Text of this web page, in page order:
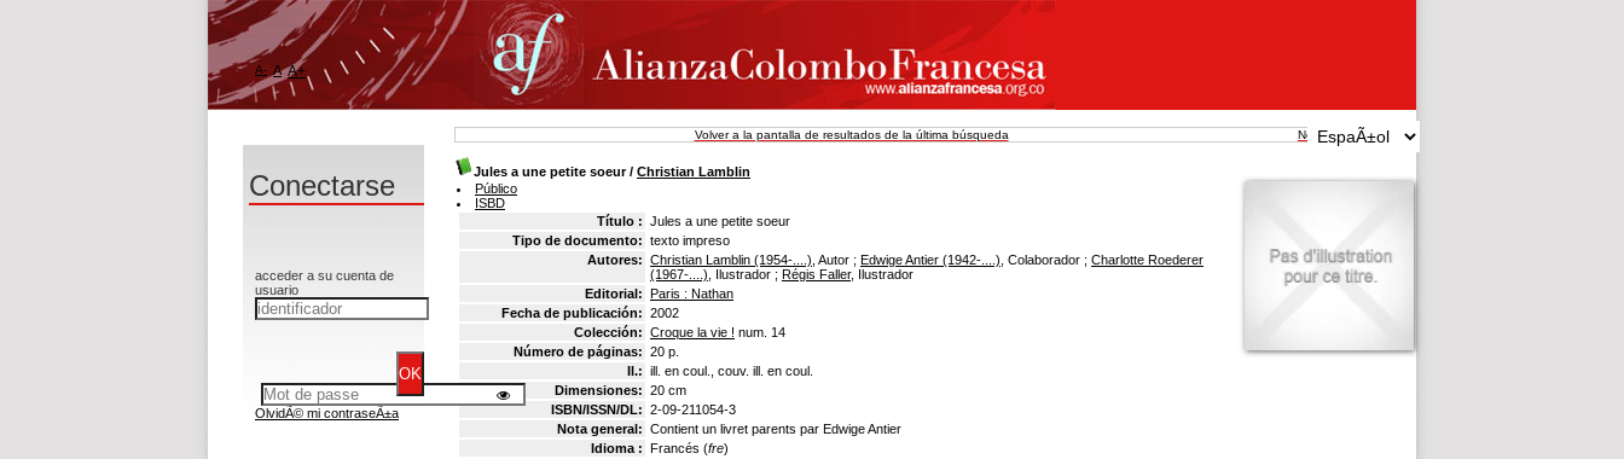
Volver a la pantalla de resultados de la última búsqueda New search
Jules a une petite soeur/ Christian Lamblin
Público
ISBD
Título : Jules a une petite soeur
Tipo de documento: texto impreso
Autores: Christian Lamblin (1954-....) , Autor ; Edwige Antier (1942-....) , Colaborador ; Charlotte Roederer
(1967-....) , Ilustrador ; Régis Faller, Ilustrador
Editorial: Paris : Nathan
Fecha de publicación: 2002
Colección: Croque la vie ! num. 14
Número de páginas: 20 p.
Il.: ill. en coul., couv. ill. en coul.
Dimensiones: 20 cm
ISBN/ISSN/DL: 2-09-211054-3
Nota general: Contient un livret parents par Edwige Antier
Idioma : Francés (fre)
A- A A+
Conectarse
acceder a su cuenta de
usuario
OlvidÃ© mi contraseÃ±a